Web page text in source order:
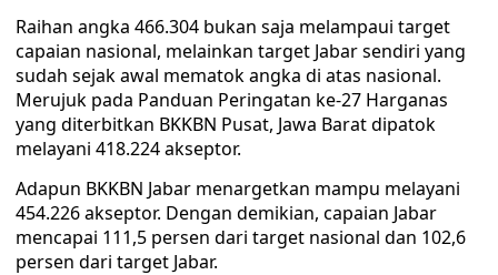
Raihan angka 466.304 bukan saja melampaui target
capaian nasional, melainkan target Jabar sendiri yang
sudah sejak awal mematok angka di atas nasional.
Merujuk pada Panduan Peringatan ke-27 Harganas
yang diterbitkan BKKBN Pusat, Jawa Barat dipatok
melayani 418.224 akseptor.
Adapun BKKBN Jabar menargetkan mampu melayani
454.226 akseptor. Dengan demikian, capaian Jabar
mencapai 111,5 persen dari target nasional dan 102,6
persen dari target Jabar.